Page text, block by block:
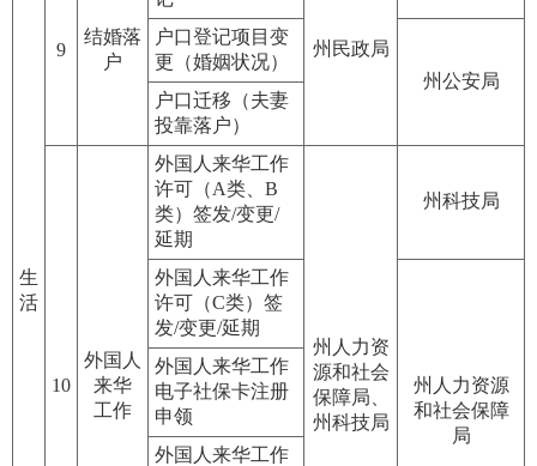
生
活
9
结婚落
户
州民政局
户口登记项目变
更（婚姻状况）
州公安局
户口迁移（夫妻
投靠落户）
10
外国人
来华
工作
外国人来华工作
许可（A类、B
类）签发/变更/
延期
州人力资
源和社会
保障局、
州科技局
州科技局
外国人来华工作
许可（C类）签
发/变更/延期
州人力资源
和社会保障
局
外国人来华工作
电子社保卡注册
申领
外国人来华工作